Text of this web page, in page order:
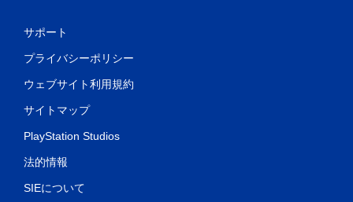
サポート
プライバシーポリシー
ウェブサイト利用規約
サイトマップ
PlayStation Studios
法的情報
SIEについて